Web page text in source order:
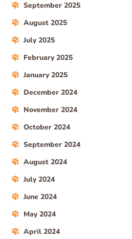
September 2025
August 2025
July 2025
February 2025
January 2025
December 2024
November 2024
October 2024
September 2024
August 2024
July 2024
June 2024
May 2024
April 2024